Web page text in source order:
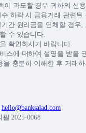
이 과도할 경우 귀하의 신용
하락 시 금융거래 관련된
간 원리금을 연체할 경우,
수 있습니다.
확인하시기 바랍니다.
스에 대하여 설명을 받을
을 충분히 이해한 후 거래하
hello@banksalad.com
2025-0068